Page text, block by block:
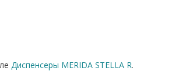
Диспенсеры MERIDA STELLA R.